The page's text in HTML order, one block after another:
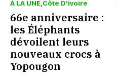
À LA UNE Côte D’ivoire
66e anniversaire :
les Éléphants
dévoilent leurs
nouveaux crocs à
Yopougon